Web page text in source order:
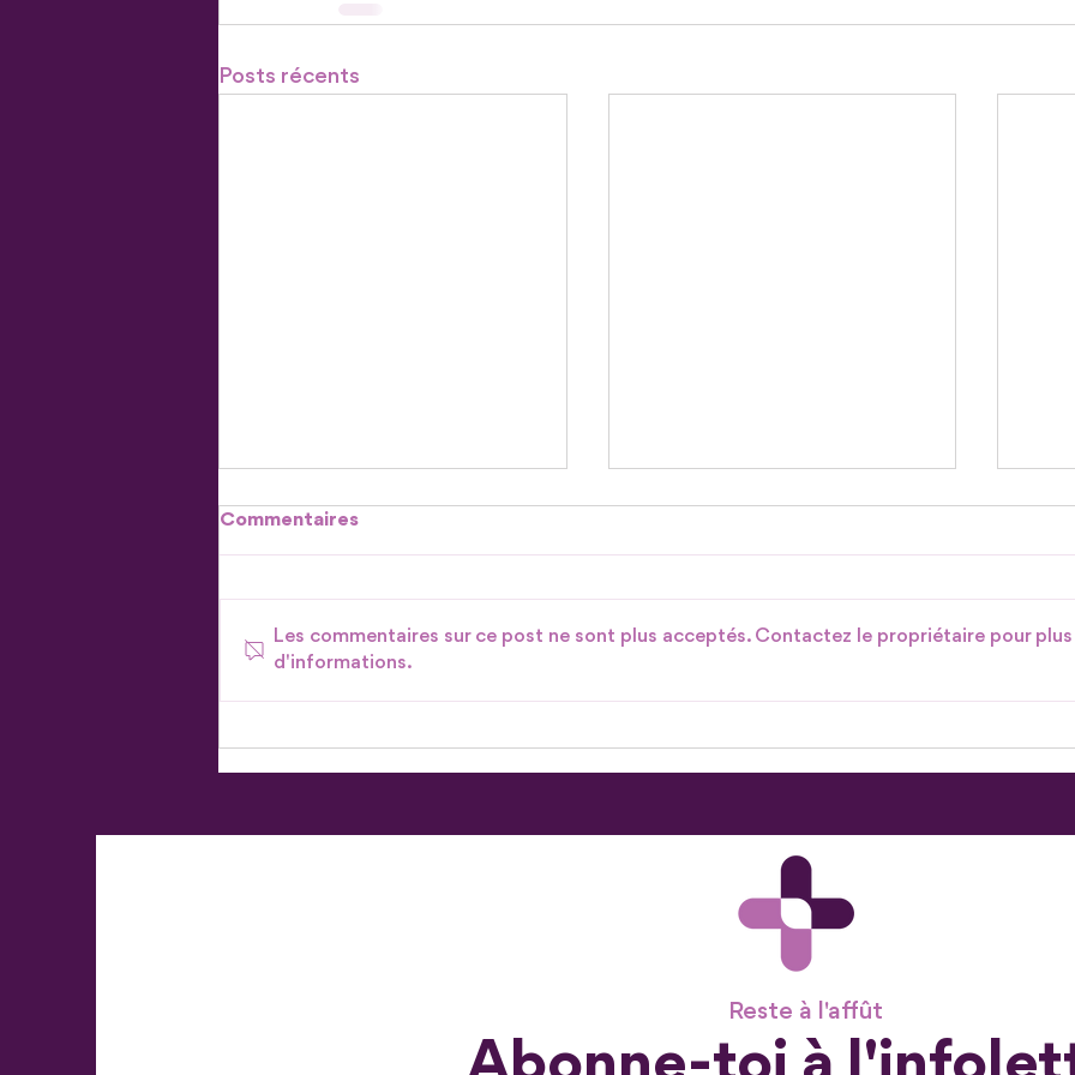
Posts récents
Don en actions - Parce qu'il
donner
Une nouvelle porte s'ouvre
Commentaires
Les commentaires sur ce post ne sont plus acceptés. Contactez le propriétaire pour plus
d'informations.
Reste à l'affût